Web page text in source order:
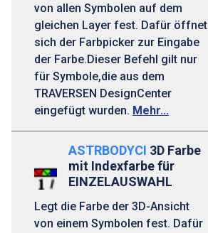
von allen Symbolen auf dem
gleichen Layer fest. Dafür öffnet
sich der Farbpicker zur Eingabe
der Farbe.Dieser Befehl gilt nur
für Symbole,die aus dem
TRAVERSEN DesignCenter
eingefügt wurden. Mehr...
ASTRBODYCI 3D Farbe
mit Indexfarbe für
EINZELAUSWAHL
Legt die Farbe der 3D-Ansicht
von einem Symbolen fest. Dafür